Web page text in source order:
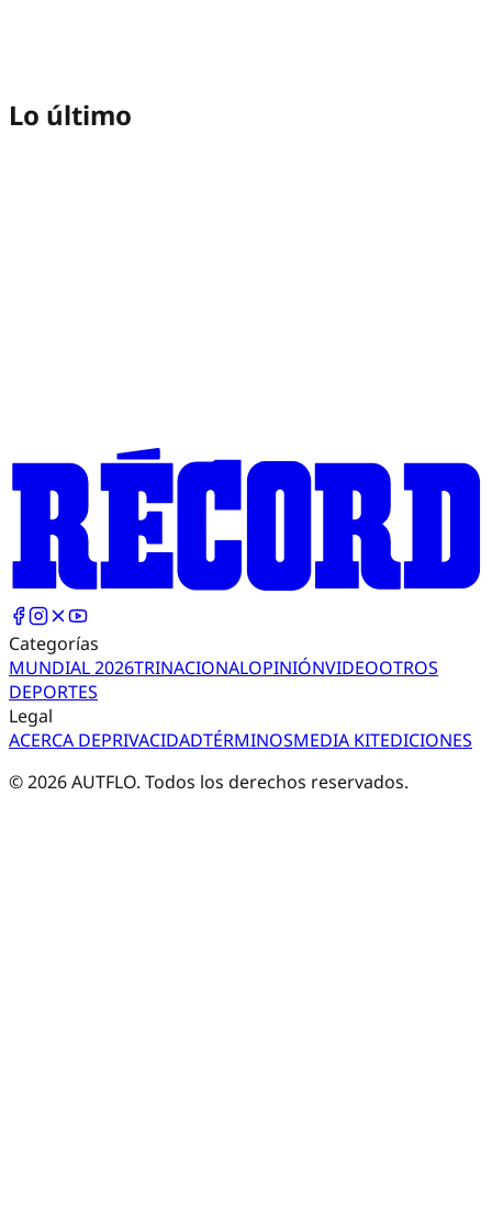
Lo último
Categorías
MUNDIAL 2026TRINACIONALOPINIÓNVIDEOOTROS
DEPORTES
Legal
ACERCA DEPRIVACIDADTÉRMINOSMEDIA KITEDICIONES
©2026AUTFLO. Todos los derechos reservados.